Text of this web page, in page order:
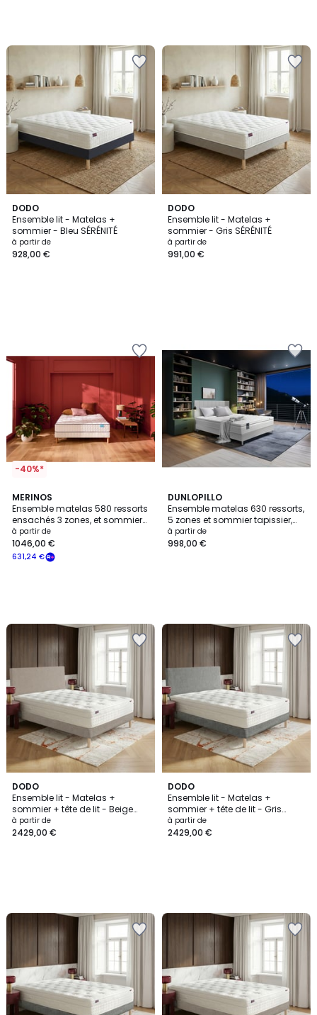
DODO
Ensemble lit - Matelas +
sommier - Bleu SÉRÉNITÉ
à partir de
928,00 €
DODO
Ensemble lit - Matelas +
sommier - Gris SÉRÉNITÉ
à partir de
991,00 €
-40%*
MERINOS
Ensemble matelas 580 ressorts
ensachés 3 zones, et sommier
tapissier, COSY LIT 2
à partir de
631,24 €
1046,00 €
DUNLOPILLO
Ensemble matelas 630 ressorts,
5 zones et sommier tapissier,
pieds, STAR
à partir de
998,00 €
DODO
Ensemble lit - Matelas +
sommier + tête de lit - Beige
RENAISSANCE
à partir de
2429,00 €
DODO
Ensemble lit - Matelas +
sommier + tête de lit - Gris
RENAISSANCE
à partir de
2429,00 €